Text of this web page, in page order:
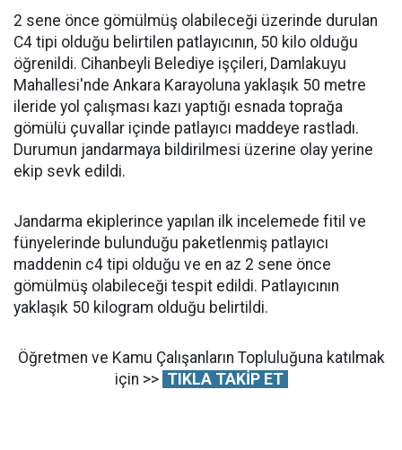
2 sene önce gömülmüş olabileceği üzerinde durulan
C4 tipi olduğu belirtilen patlayıcının, 50 kilo olduğu
öğrenildi. Cihanbeyli Belediye işçileri, Damlakuyu
Mahallesi'nde Ankara Karayoluna yaklaşık 50 metre
ileride yol çalışması kazı yaptığı esnada toprağa
gömülü çuvallar içinde patlayıcı maddeye rastladı.
Durumun jandarmaya bildirilmesi üzerine olay yerine
ekip sevk edildi.
Jandarma ekiplerince yapılan ilk incelemede fitil ve
fünyelerinde bulunduğu paketlenmiş patlayıcı
maddenin c4 tipi olduğu ve en az 2 sene önce
gömülmüş olabileceği tespit edildi. Patlayıcının
yaklaşık 50 kilogram olduğu belirtildi.
Öğretmen ve Kamu Çalışanların Topluluğuna katılmak
için >> TIKLA TAKİP ET